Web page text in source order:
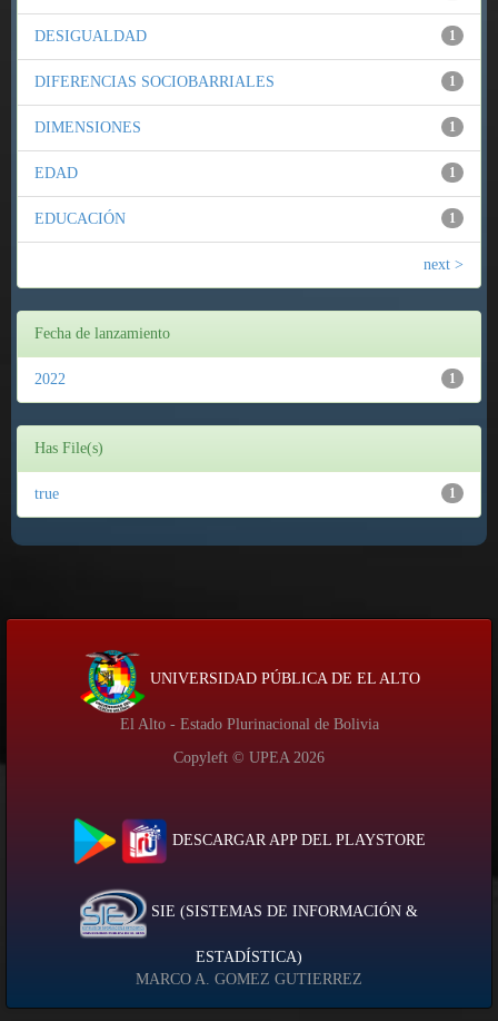
1
DESIGUALDAD
1
DIFERENCIAS SOCIOBARRIALES
1
DIMENSIONES
1
EDAD
1
EDUCACIÓN
next >
Fecha de lanzamiento
1
2022
Has File(s)
1
true
UNIVERSIDAD PÚBLICA DE EL ALTO
El Alto - Estado Plurinacional de Bolivia
Copyleft © UPEA 2026
DESCARGAR APP DEL PLAYSTORE
SIE (SISTEMAS DE INFORMACIÓN &
ESTADÍSTICA)
MARCO A. GOMEZ GUTIERREZ